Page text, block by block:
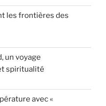
les frontières des
un voyage
spiritualité
avec «